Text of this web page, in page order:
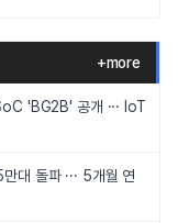
+more
'BG2B' 공개 ··· IoT
대 돌파 ··· 5개월 연